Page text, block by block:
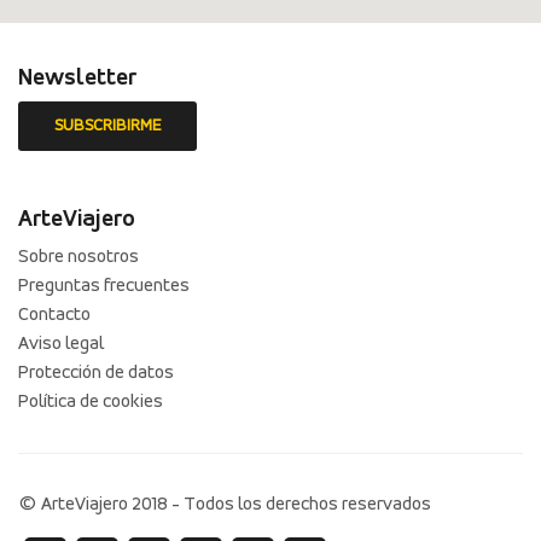
Newsletter
ArteViajero
Sobre nosotros
Preguntas frecuentes
Contacto
Aviso legal
Protección de datos
Política de cookies
© ArteViajero 2018 - Todos los derechos reservados